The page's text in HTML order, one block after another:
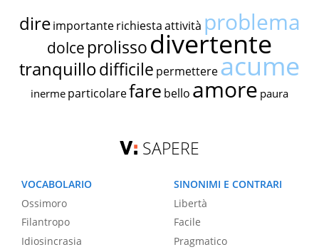
dire importante richiestaattività problema
dolce prolissodivertente
tranquillodifficile permettereacume
inerme particolarefare bello amore paura
SAPERE
VOCABOLARIO
Ossimoro
Filantropo
Idiosincrasia
SINONIMI E CONTRARI
Libertà
Facile
Pragmatico